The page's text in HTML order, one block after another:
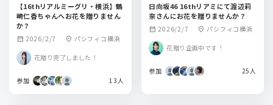
【16thリアルミーグリ・横浜】鶴
崎仁香ちゃんへお花を贈りません
か？
calendar_month 2026/2/7 location_on パシフィコ横浜
花贈り完了しました！
参加 13人
日向坂46 16thリアミにて渡辺莉
奈さんにお花を贈りませんか？
calendar_month 2026/2/7 location_on パシフィコ横浜
花贈り企画中です！
参加 25人